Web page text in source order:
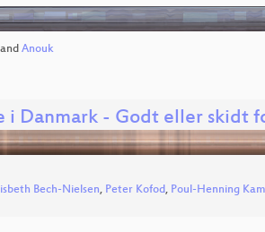
and Anouk
i Danmark - Godt eller skidt
Bech-Nielsen, Peter Kofod, Poul-Henning